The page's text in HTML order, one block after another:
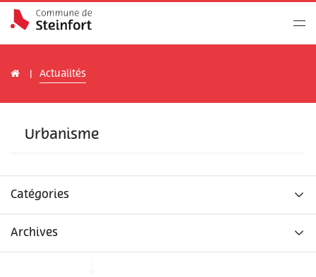
Actualités
Urbanisme
Catégories
Archives